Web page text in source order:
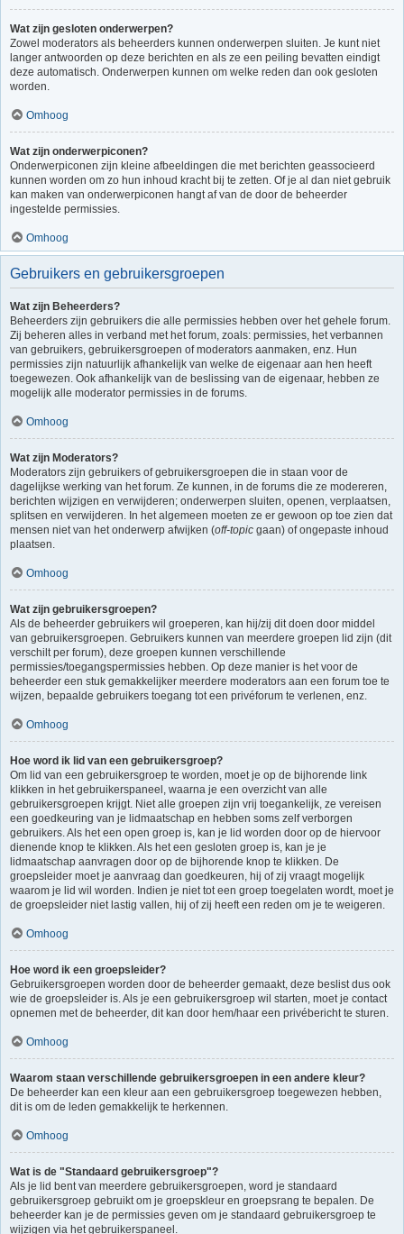
Wat zijn gesloten onderwerpen?
Zowel moderators als beheerders kunnen onderwerpen sluiten. Je kunt niet
langer antwoorden op deze berichten en als ze een peiling bevatten eindigt
deze automatisch. Onderwerpen kunnen om welke reden dan ook gesloten
worden.
Omhoog
Wat zijn onderwerpiconen?
Onderwerpiconen zijn kleine afbeeldingen die met berichten geassocieerd
kunnen worden om zo hun inhoud kracht bij te zetten. Of je al dan niet gebruik
kan maken van onderwerpiconen hangt af van de door de beheerder
ingestelde permissies.
Omhoog
Gebruikers en gebruikersgroepen
Wat zijn Beheerders?
Beheerders zijn gebruikers die alle permissies hebben over het gehele forum.
Zij beheren alles in verband met het forum, zoals: permissies, het verbannen
van gebruikers, gebruikersgroepen of moderators aanmaken, enz. Hun
permissies zijn natuurlijk afhankelijk van welke de eigenaar aan hen heeft
toegewezen. Ook afhankelijk van de beslissing van de eigenaar, hebben ze
mogelijk alle moderator permissies in de forums.
Omhoog
Wat zijn Moderators?
Moderators zijn gebruikers of gebruikersgroepen die in staan voor de
dagelijkse werking van het forum. Ze kunnen, in de forums die ze modereren,
berichten wijzigen en verwijderen; onderwerpen sluiten, openen, verplaatsen,
splitsen en verwijderen. In het algemeen moeten ze er gewoon op toe zien dat
mensen niet van het onderwerp afwijken (off-topic gaan) of ongepaste inhoud
plaatsen.
Omhoog
Wat zijn gebruikersgroepen?
Als de beheerder gebruikers wil groeperen, kan hij/zij dit doen door middel
van gebruikersgroepen. Gebruikers kunnen van meerdere groepen lid zijn (dit
verschilt per forum), deze groepen kunnen verschillende
permissies/toegangspermissies hebben. Op deze manier is het voor de
beheerder een stuk gemakkelijker meerdere moderators aan een forum toe te
wijzen, bepaalde gebruikers toegang tot een privéforum te verlenen, enz.
Omhoog
Hoe word ik lid van een gebruikersgroep?
Om lid van een gebruikersgroep te worden, moet je op de bijhorende link
klikken in het gebruikerspaneel, waarna je een overzicht van alle
gebruikersgroepen krijgt. Niet alle groepen zijn vrij toegankelijk, ze vereisen
een goedkeuring van je lidmaatschap en hebben soms zelf verborgen
gebruikers. Als het een open groep is, kan je lid worden door op de hiervoor
dienende knop te klikken. Als het een gesloten groep is, kan je je
lidmaatschap aanvragen door op de bijhorende knop te klikken. De
groepsleider moet je aanvraag dan goedkeuren, hij of zij vraagt mogelijk
waarom je lid wil worden. Indien je niet tot een groep toegelaten wordt, moet je
de groepsleider niet lastig vallen, hij of zij heeft een reden om je te weigeren.
Omhoog
Hoe word ik een groepsleider?
Gebruikersgroepen worden door de beheerder gemaakt, deze beslist dus ook
wie de groepsleider is. Als je een gebruikersgroep wil starten, moet je contact
opnemen met de beheerder, dit kan door hem/haar een privébericht te sturen.
Omhoog
Waarom staan verschillende gebruikersgroepen in een andere kleur?
De beheerder kan een kleur aan een gebruikersgroep toegewezen hebben,
dit is om de leden gemakkelijk te herkennen.
Omhoog
Wat is de "Standaard gebruikersgroep"?
Als je lid bent van meerdere gebruikersgroepen, word je standaard
gebruikersgroep gebruikt om je groepskleur en groepsrang te bepalen. De
beheerder kan je de permissies geven om je standaard gebruikersgroep te
wijzigen via het gebruikerspaneel.